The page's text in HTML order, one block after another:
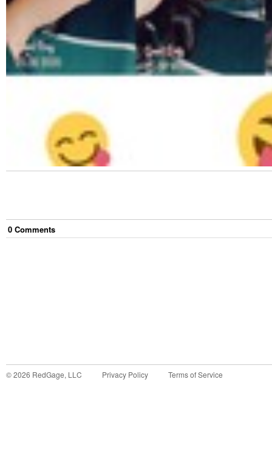
0 Comments
©2026 RedGage, LLC Privacy Policy Terms of Service